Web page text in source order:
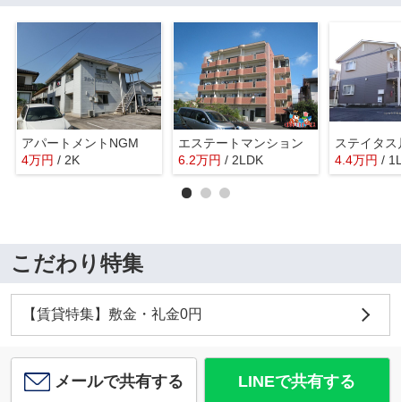
アパートメントNGM
4万円 / 2K
エステートマンション
6.2万円 / 2LDK
ステイタ
4.4万円 /
こだわり特集
【賃貸特集】敷金・礼金0円
メールで共有する LINEで共有する